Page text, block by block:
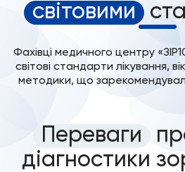
світовими
Фахівці медичного центру
світові стандарти лікування,
методики, що
Переваги
діагностики